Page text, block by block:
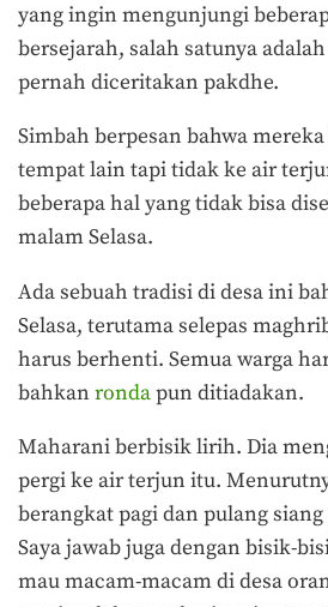
yang ingin mengunjungi
bersejarah, salah satunya
pernah diceritakan pakdhe.
Simbah berpesan bahwa
tempat lain tapi tidak ke air
beberapa hal yang tidak bisa
malam Selasa.
Ada sebuah tradisi di desa ini
Selasa, terutama selepas
harus berhenti. Semua warga
bahkan rondapun ditiadakan.
Maharani berbisik lirih. Dia
pergi ke air terjun itu.
berangkat pagi dan pulang
Saya jawab juga dengan bisik-
mau macam-macam di desa